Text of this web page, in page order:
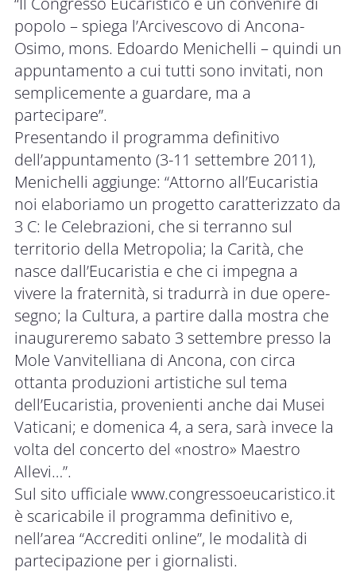
popolo – spiega l’Arcivescovo di Ancona-
Osimo, mons. Edoardo Menichelli – quindi un
appuntamento a cui tutti sono invitati, non
semplicemente a guardare, ma a
partecipare”.
Presentando il programma definitivo
dell’appuntamento (3-11 settembre 2011),
Menichelli aggiunge: “Attorno all’Eucaristia
noi elaboriamo un progetto caratterizzato da
3 C: le Celebrazioni, che si terranno sul
territorio della Metropolia; la Carità, che
nasce dall’Eucaristia e che ci impegna a
vivere la fraternità, si tradurrà in due opere-
segno; la Cultura, a partire dalla mostra che
inaugureremo sabato 3 settembre presso la
Mole Vanvitelliana di Ancona, con circa
ottanta produzioni artistiche sul tema
dell’Eucaristia, provenienti anche dai Musei
Vaticani; e domenica 4, a sera, sarà invece la
volta del concerto del «nostro» Maestro
Allevi…”.
Sul sito ufficiale www.congressoeucaristico.it
è scaricabile il programma definitivo e,
nell’area “Accrediti online”, le modalità di
partecipazione per i giornalisti.